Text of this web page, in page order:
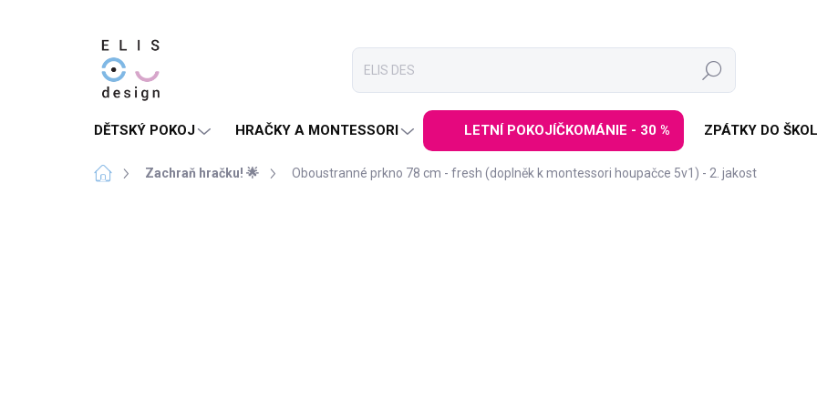
Hledat
DĚTSKÝ POKOJ HRAČKY A MONTESSORI LETNÍ POKOJÍČKOMÁNIE - 30 % ZPÁTKY DO
DomůZachraň hračku! 🌟 Oboustranné prkno 78 cm - fresh (doplněk k montessori houpačce 5v1) - 2. jakost